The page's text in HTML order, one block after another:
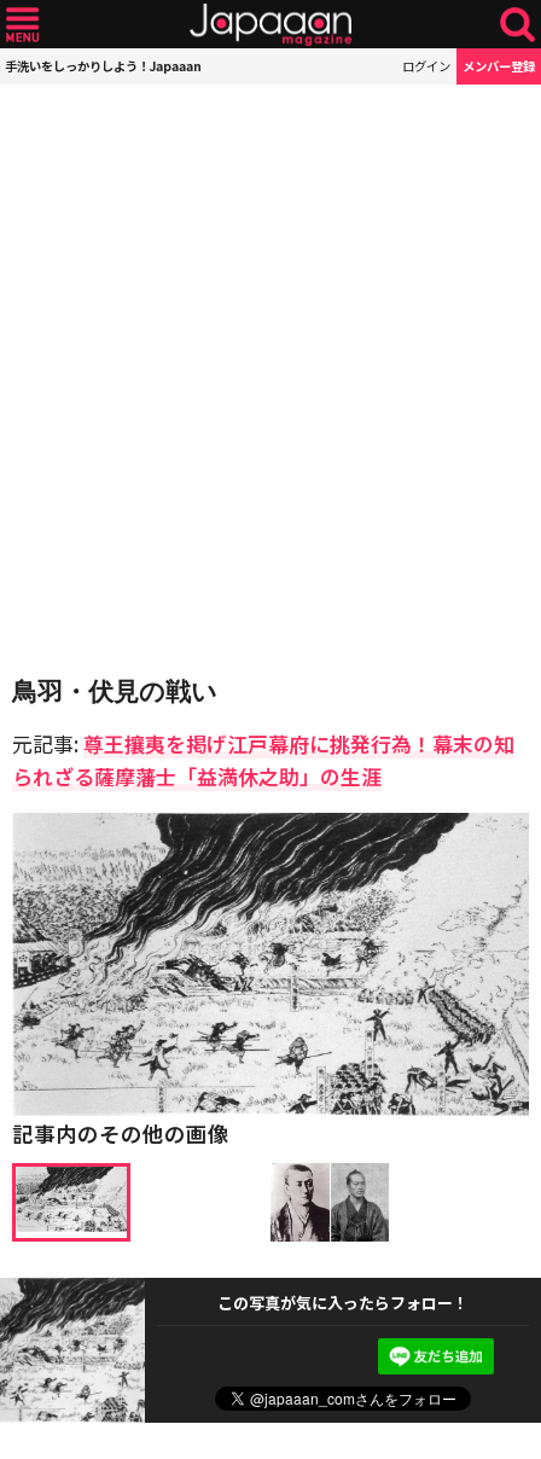
手洗いをしっかりしよう！Japaaan ログイン メンバー登録
鳥羽・伏見の戦い
元記事:尊王攘夷を掲げ江戸幕府に挑発行為！幕末の知
られざる薩摩藩士「益満休之助」の生涯
記事内のその他の画像
この写真が気に入ったらフォロー！